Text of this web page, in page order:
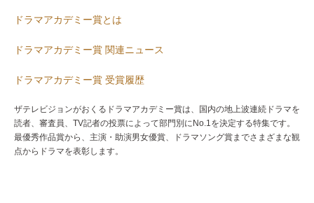
ドラマアカデミー賞とは
ドラマアカデミー賞 関連ニュース
ドラマアカデミー賞 受賞履歴
ザテレビジョンがおくるドラマアカデミー賞は、国内の地上波連続ドラマを
読者、審査員、TV記者の投票によって部門別にNo.1を決定する特集です。
最優秀作品賞から、主演・助演男女優賞、ドラマソング賞までさまざまな観
点からドラマを表彰します。